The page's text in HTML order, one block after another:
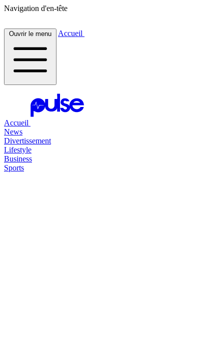
Navigation d'en-tête
Ouvrir le menu Accueil
Accueil
News
Divertissement
Lifestyle
Business
Sports